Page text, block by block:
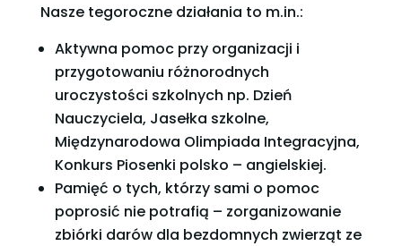
Nasze tegoroczne działania to m.in.:
Aktywna pomoc przy organizacji i
przygotowaniu różnorodnych
uroczystości szkolnych np. Dzień
Nauczyciela, Jasełka szkolne,
Międzynarodowa Olimpiada Integracyjna,
Konkurs Piosenki polsko – angielskiej.
Pamięć o tych, którzy sami o pomoc
poprosić nie potrafią – zorganizowanie
zbiórki darów dla bezdomnych zwierząt ze